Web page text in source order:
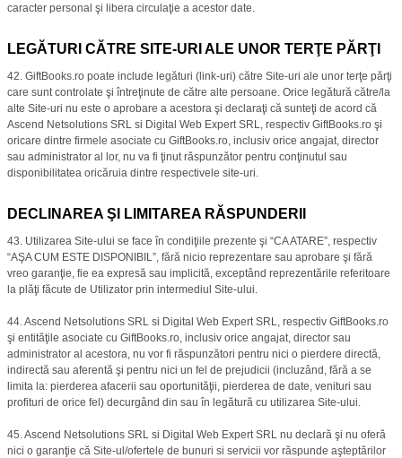
caracter personal şi libera circulaţie a acestor date.
LEGĂTURI CĂTRE SITE-URI ALE UNOR TERŢE PĂRŢI
42. GiftBooks.ro poate include legături (link-uri) către Site-uri ale unor terţe părţi
care sunt controlate şi întreţinute de către alte persoane. Orice legătură către/la
alte Site-uri nu este o aprobare a acestora şi declaraţi că sunteţi de acord că
Ascend Netsolutions SRL si Digital Web Expert SRL, respectiv GiftBooks.ro şi
oricare dintre firmele asociate cu GiftBooks.ro, inclusiv orice angajat, director
sau administrator al lor, nu va fi ţinut răspunzător pentru conţinutul sau
disponibilitatea oricăruia dintre respectivele site-uri.
DECLINAREA ŞI LIMITAREA RĂSPUNDERII
43. Utilizarea Site-ului se face în condiţiile prezente şi “CA ATARE”, respectiv
“AŞA CUM ESTE DISPONIBIL”, fără nicio reprezentare sau aprobare şi fără
vreo garanţie, fie ea expresă sau implicită, exceptând reprezentările referitoare
la plăţi făcute de Utilizator prin intermediul Site-ului.
44. Ascend Netsolutions SRL si Digital Web Expert SRL, respectiv GiftBooks.ro
şi entităţile asociate cu GiftBooks.ro, inclusiv orice angajat, director sau
administrator al acestora, nu vor fi răspunzători pentru nici o pierdere directă,
indirectă sau aferentă şi pentru nici un fel de prejudicii (incluzând, fără a se
limita la: pierderea afacerii sau oportunităţii, pierderea de date, venituri sau
profituri de orice fel) decurgând din sau în legătură cu utilizarea Site-ului.
45. Ascend Netsolutions SRL si Digital Web Expert SRL nu declară şi nu oferă
nici o garanţie că Site-ul/ofertele de bunuri si servicii vor răspunde aşteptărilor